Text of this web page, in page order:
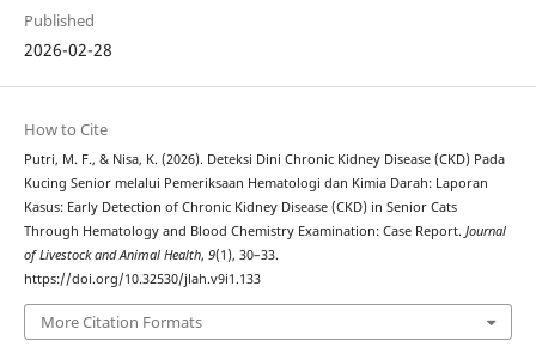
Published
2026-02-28
How to Cite
Putri, M. F., & Nisa, K. (2026). Deteksi Dini Chronic Kidney Disease (CKD) Pada
Kucing Senior melalui Pemeriksaan Hematologi dan Kimia Darah: Laporan
Kasus: Early Detection of Chronic Kidney Disease (CKD) in Senior Cats
Through Hematology and Blood Chemistry Examination: Case Report. Journal
of Livestock and Animal Health, 9(1), 30–33.
https://doi.org/10.32530/jlah.v9i1.133
More Citation Formats